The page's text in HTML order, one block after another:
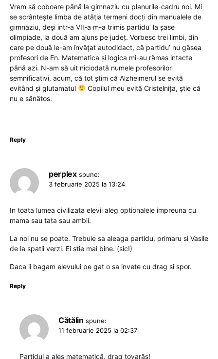
Vrem să coboare până la gimnaziu cu planurile-cadru noi. Mi
se scrântește limba de atâția termeni docți din manualele de
gimnaziu, deși intr-a VII-a m-a trimis partidu’ la șase
olimpiade, la două am ajuns pe județ. Vorbesc trei limbi, din
care pe două le-am învățat autodidact, că partidu’ nu găsea
profesori de En. Matematica și logica mi-au rămas intacte
până azi. N-am să uit niciodată numele profesorilor
semnificativi, acum, că tot știm că Alzheimerul se evită
evitând și glutamatul
Copilul meu evită Cristelnița, știe că
nu e sănătos.
Reply
perplex spune:
3 februarie 2025 la 13:24
In toata lumea civilizata elevii aleg optionalele impreuna cu
mama sau tata sau ambii.
La noi nu se poate. Trebuie sa aleaga partidu, primaru si Vasile
de la spatii verzi. Ei stie mai bine. (sic!)
Daca ii bagam elevului pe gat o sa invete cu drag si spor.
Reply
Cătălin spune:
11 februarie 2025 la 02:37
Partidul a ales matematică, drag tovarăș!